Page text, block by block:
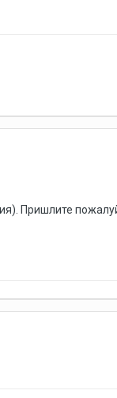
Пришлите